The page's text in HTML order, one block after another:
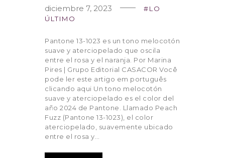
diciembre 7, 2023
LO
ÚLTIMO
Pantone 13-1023 es un tono melocotón
suave y aterciopelado que oscila
entre el rosa y el naranja. Por Marina
Pires | Grupo Editorial CASACOR Você
pode ler este artigo em português
clicando aqui Un tono melocotón
suave y aterciopelado es el color del
año 2024 de Pantone. Llamado Peach
Fuzz (Pantone 13-1023), el color
aterciopelado, suavemente ubicado
entre el rosa y…